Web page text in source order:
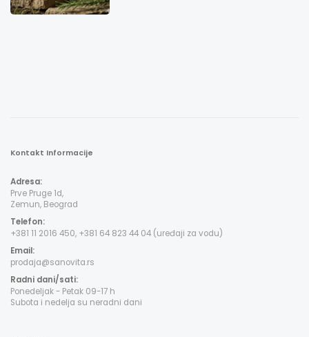
Kontakt Informacije
Adresa:
Prve Pruge 1d,
Zemun, Beograd
Telefon:
+381 11 2016 450, +381 64 823 44 04 (uređaji za vodu)
Email:
prodaja@sanovita.rs
Radni dani/sati:
Ponedeljak - Petak 09-17 h
Subota i nedelja su neradni dani